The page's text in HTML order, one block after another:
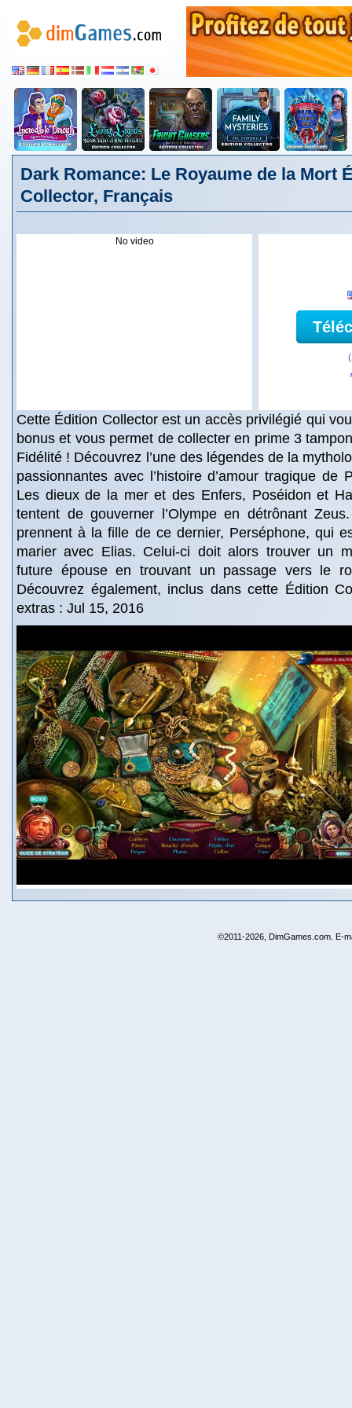
Dark Romance: Le Royaume de la Mort
Collector, Français
No video
Cette Édition Collector est un accès privilégié qui
bonus et vous permet de collecter en prime 3
Fidélité ! Découvrez l’une des légendes de la
passionnantes avec l’histoire d’amour tragique de
Les dieux de la mer et des Enfers, Poséidon et
tentent de gouverner l’Olympe en détrônant
prennent à la fille de ce dernier, Perséphone, qui
marier avec Elias. Celui-ci doit alors trouver un
future épouse en trouvant un passage vers le
Découvrez également, inclus dans cette Édition
extras : Jul 15, 2016
©2011-2026, DimGames.com. E-